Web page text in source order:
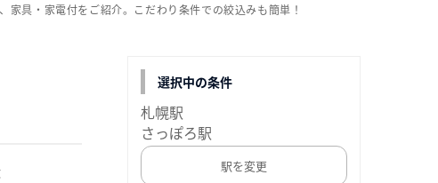
具・家電付をご紹介。こだわり条件での絞込みも簡単！
選択中の条件
札幌駅
さっぽろ駅
駅を変更